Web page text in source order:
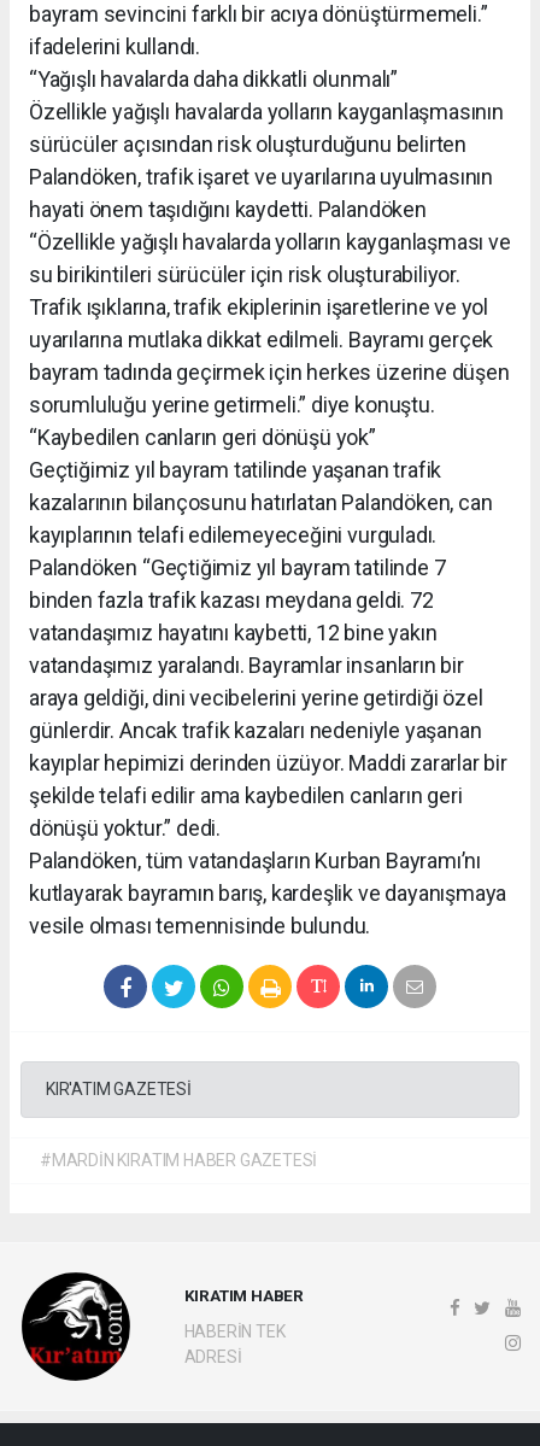
bayram sevincini farklı bir acıya dönüştürmemeli.”
ifadelerini kullandı.
“Yağışlı havalarda daha dikkatli olunmalı”
Özellikle yağışlı havalarda yolların kayganlaşmasının
sürücüler açısından risk oluşturduğunu belirten
Palandöken, trafik işaret ve uyarılarına uyulmasının
hayati önem taşıdığını kaydetti. Palandöken
“Özellikle yağışlı havalarda yolların kayganlaşması ve
su birikintileri sürücüler için risk oluşturabiliyor.
Trafik ışıklarına, trafik ekiplerinin işaretlerine ve yol
uyarılarına mutlaka dikkat edilmeli. Bayramı gerçek
bayram tadında geçirmek için herkes üzerine düşen
sorumluluğu yerine getirmeli.” diye konuştu.
“Kaybedilen canların geri dönüşü yok”
Geçtiğimiz yıl bayram tatilinde yaşanan trafik
kazalarının bilançosunu hatırlatan Palandöken, can
kayıplarının telafi edilemeyeceğini vurguladı.
Palandöken “Geçtiğimiz yıl bayram tatilinde 7
binden fazla trafik kazası meydana geldi. 72
vatandaşımız hayatını kaybetti, 12 bine yakın
vatandaşımız yaralandı. Bayramlar insanların bir
araya geldiği, dini vecibelerini yerine getirdiği özel
günlerdir. Ancak trafik kazaları nedeniyle yaşanan
kayıplar hepimizi derinden üzüyor. Maddi zararlar bir
şekilde telafi edilir ama kaybedilen canların geri
dönüşü yoktur.” dedi.
Palandöken, tüm vatandaşların Kurban Bayramı’nı
kutlayarak bayramın barış, kardeşlik ve dayanışmaya
vesile olması temennisinde bulundu.
KIR'ATIM GAZETESİ
#MARDİN KIRATIM HABER GAZETESİ
KIRATIM HABER
HABERİN TEK
ADRESİ